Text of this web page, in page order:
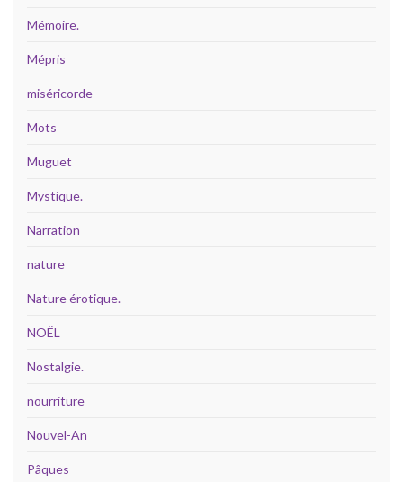
Mémoire.
Mépris
miséricorde
Mots
Muguet
Mystique.
Narration
nature
Nature érotique.
NOËL
Nostalgie.
nourriture
Nouvel-An
Pâques